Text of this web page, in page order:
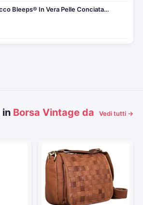
Bleeps® In Vera Pelle Conciata…
in Borsa Vintage da
Vedi tutti →